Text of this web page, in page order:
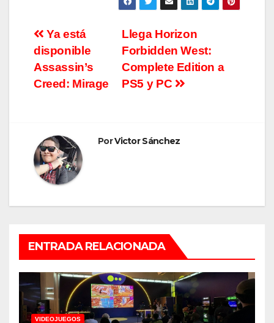
Navegación
de
entradas
Llega Horizon
Forbidden West:
Complete Edition a
PS5 y PC
Ya está
disponible
Assassin’s
Creed: Mirage
PorVictor Sánchez
ENTRADA RELACIONADA
VIDEOJUEGOS